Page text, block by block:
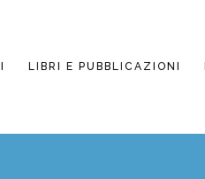
LIBRI E PUBBLICAZIONI